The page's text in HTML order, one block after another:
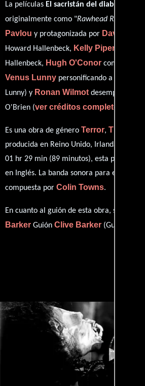
La películas El sacristán del diablo
originalmente como "Rawhead Rex
Pavlou y protagonizada por David
Howard Hallenbeck, Kelly Piper
Hallenbeck, Hugh O'Conor como
Venus Lunny personificando a Minty
Lunny) y Ronan Wilmotdesempeñando
O'Brien (ver créditos completos
Es una obra de género Terror, Thriller
producida en Reino Unido, Irlanda y
01 hr 29 min (89 minutos), esta película
en Inglés. La banda sonora para esta
compuesta por Colin Towns.
En cuanto al guión de esta obra, se
Barker Guión Clive Barker (Guión).